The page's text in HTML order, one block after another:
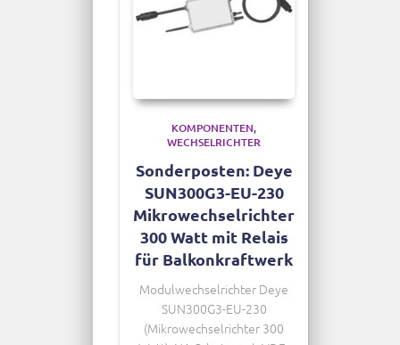
KOMPONENTEN
WECHSELRICHTER
Sonderposten: Deye
SUN300G3-EU-230
Mikrowechselrichter
300 Watt mit Relais
für Balkonkraftwerk
Modulwechselrichter Deye
SUN300G3-EU-230
(Mikrowechselrichter 300